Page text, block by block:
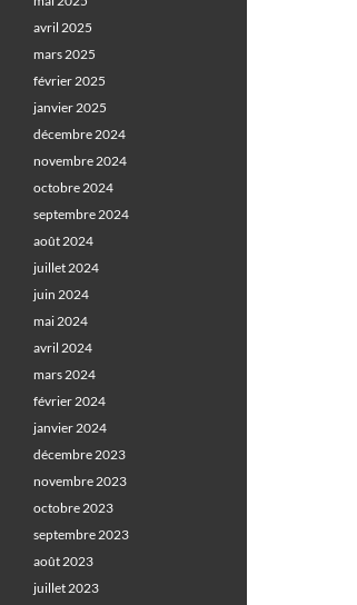
avril 2025
mars 2025
février 2025
janvier 2025
décembre 2024
novembre 2024
octobre 2024
septembre 2024
août 2024
juillet 2024
juin 2024
mai 2024
avril 2024
mars 2024
février 2024
janvier 2024
décembre 2023
novembre 2023
octobre 2023
septembre 2023
août 2023
juillet 2023